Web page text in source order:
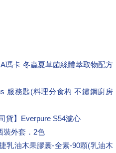
瑪卡 冬蟲夏草菌絲體萃取物配方
服務匙(料理分食杓 不鏽鋼廚房
貨】Everpure S54濾心
裝外套．2色
乳油木果膠囊-全素-90顆(乳油木